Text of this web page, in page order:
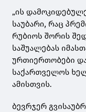
„ის
საუბარი, რაც
რუბიოს შორის
საშუალებას
ურთიერთობები
საქართველოს
ამისთვის.
ბევრჯერ